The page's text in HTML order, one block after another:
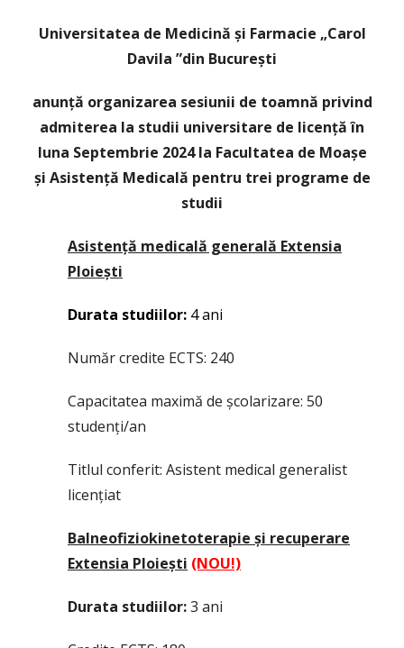
Universitatea de Medicină și Farmacie „Carol
Davila ”din București
anunță organizarea sesiunii de toamnă privind
admiterea la studii universitare de licențăîn
luna Septembrie 2024 la Facultatea de Moașe
și Asistență Medicală pentru trei programe de
studii
Asistență medicală generală Extensia
Ploiești
Durata studiilor: 4 ani
Număr credite ECTS: 240
Capacitatea maximă de școlarizare: 50
studenți/an
Titlul conferit: Asistent medical generalist
licențiat
Balneofiziokinetoterapie și recuperare
Extensia Ploiești (NOU!)
Durata studiilor:3 ani